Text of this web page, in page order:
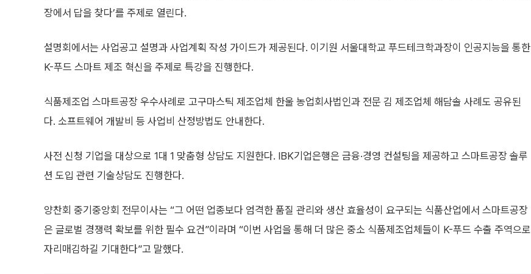
장에서 답을 찾다’를 주제로 열린다.
설명회에서는 사업공고 설명과 사업계획 작성 가이드가 제공된다. 이기원 서울대학교 푸드테크학과장이 인공지능을 통한
K-푸드 스마트 제조 혁신을 주제로 특강을 진행한다.
식품제조업 스마트공장 우수사례로 고구마스틱 제조업체 한울 농업회사법인과 전문 김 제조업체 해담솔 사례도 공유된
다. 소프트웨어 개발비 등 사업비 산정방법도 안내한다.
사전 신청 기업을 대상으로 1대 1 맞춤형 상담도 지원한다. IBK기업은행은 금융·경영 컨설팅을 제공하고 스마트공장 솔루
션 도입 관련 기술상담도 진행한다.
양찬회 중기중앙회 전무이사는 “그 어떤 업종보다 엄격한 품질 관리와 생산 효율성이 요구되는 식품산업에서 스마트공장
은 글로벌 경쟁력 확보를 위한 필수 요건”이라며 “이번 사업을 통해 더 많은 중소 식품제조업체들이 K-푸드 수출 주역으로
자리매김하길 기대한다”고 말했다.